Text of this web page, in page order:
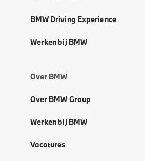
BMW Driving Experience
Werken bij BMW
Over BMW
Over BMW Group
Werken bij BMW
Vacatures